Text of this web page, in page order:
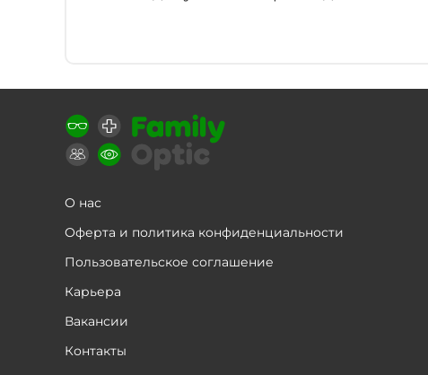
О нас
Оферта и политика конфиденциальности
Пользовательское соглашение
Карьера
Вакансии
Контакты